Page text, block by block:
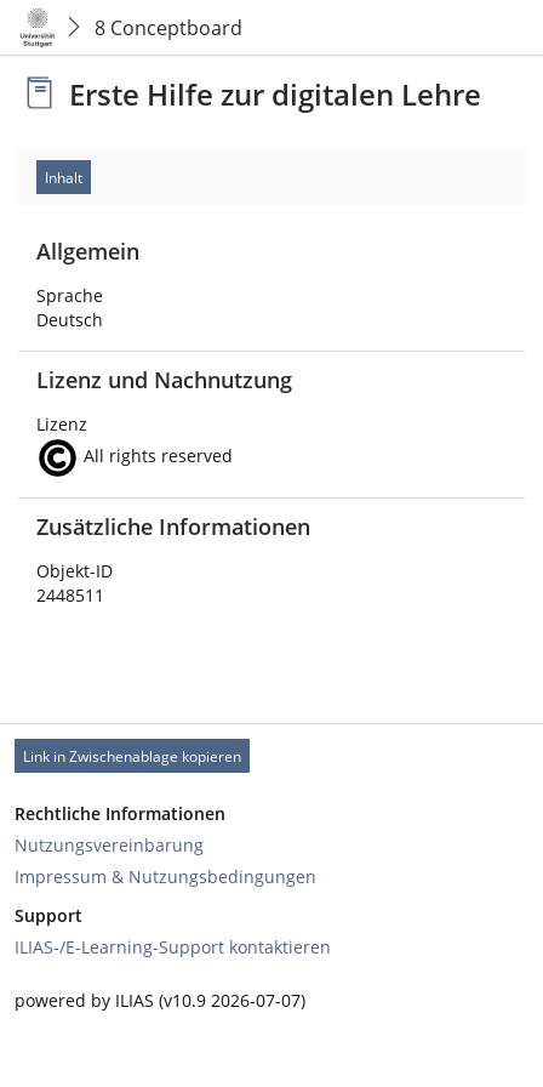
8 Conceptboard
Erste Hilfe zur digitalen Lehre
Inhalt
Allgemein
Sprache
Deutsch
Lizenz und Nachnutzung
Lizenz
All rights reserved
Zusätzliche Informationen
Objekt-ID
2448511
Link in Zwischenablage kopieren
Rechtliche Informationen
Nutzungsvereinbarung
Impressum & Nutzungsbedingungen
Support
ILIAS-/E-Learning-Support kontaktieren
powered by ILIAS (v10.9 2026-07-07)